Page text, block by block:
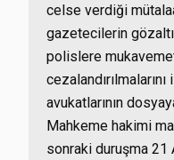
celse verdiği
gazetecilerin
polislere
avukatlarının
Mahkeme hakimi
sonraki duruşma 21